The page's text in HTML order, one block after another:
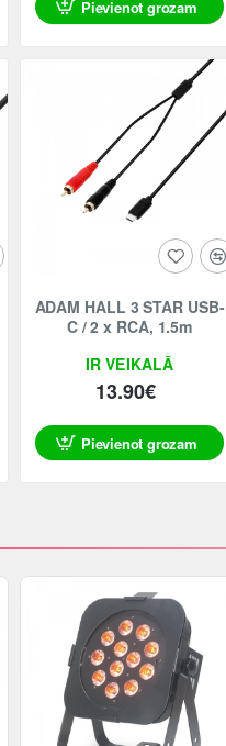
Pievienot grozam
IR VEIKALĀ
ADAM HALL 3 STAR USB-
C / 2 x RCA, 1.5m
13.90€
Pievienot grozam